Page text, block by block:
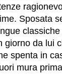
Sposata
giorno da lui
spenta in
mura